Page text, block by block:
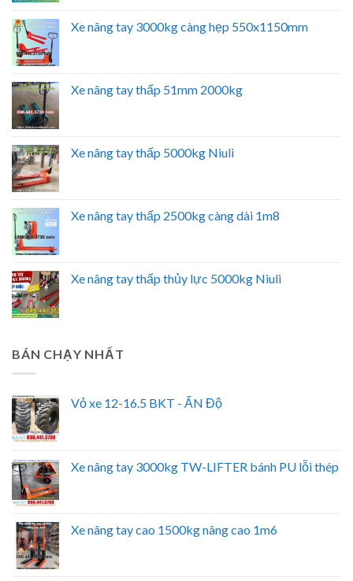
Xe nâng tay 3000kg càng hẹp 550x1150mm
Xe nâng tay thấp 51mm 2000kg
Xe nâng tay thấp 5000kg Niuli
Xe nâng tay thấp 2500kg càng dài 1m8
Xe nâng tay thấp thủy lực 5000kg Niuli
BÁN CHẠY NHẤT
Vỏ xe 12-16.5 BKT - ẤN Độ
Xe nâng tay 3000kg TW-LIFTER bánh PU lỗi thép
Xe nâng tay cao 1500kg nâng cao 1m6